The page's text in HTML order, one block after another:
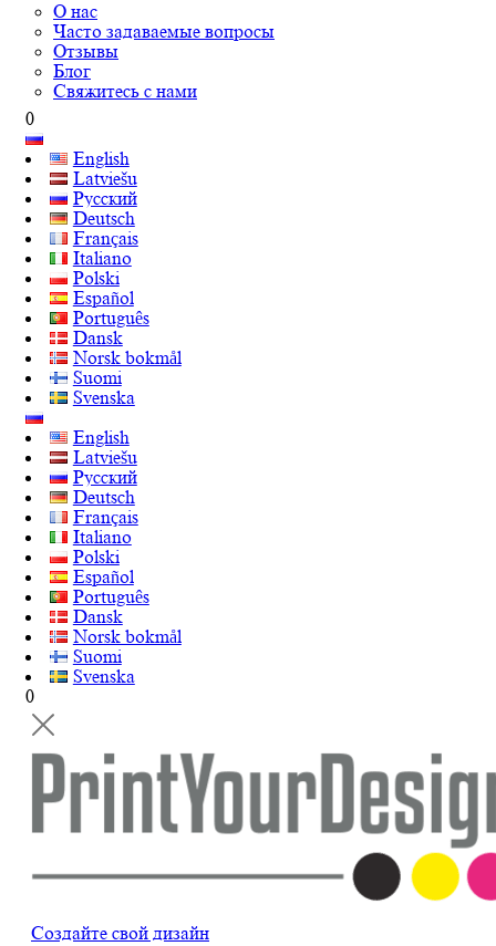
О нас
Часто задаваемые вопросы
Отзывы
Блог
Свяжитесь с нами
0
English
Latviešu
Русский
Deutsch
Français
Italiano
Polski
Español
Português
Dansk
Norsk bokmål
Suomi
Svenska
English
Latviešu
Русский
Deutsch
Français
Italiano
Polski
Español
Português
Dansk
Norsk bokmål
Suomi
Svenska
0
Создайте свой дизайн